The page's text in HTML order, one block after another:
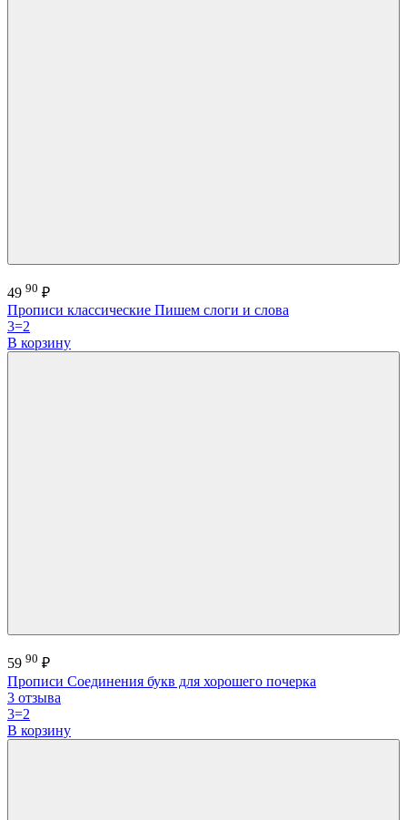
49 90 ₽
Прописи классические Пишем слоги и слова
3=2
В корзину
59 90 ₽
Прописи Соединения букв для хорошего почерка
3 отзыва
3=2
В корзину